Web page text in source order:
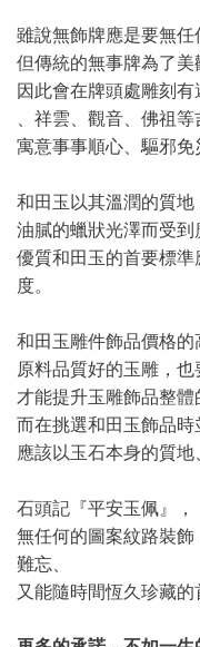
雖說無飾牌應是要無任
但傳統的無事牌為了美
因此會在牌頭處雕刻
、祥雲、觀音、佛祖等
寓意事事順心、驅邪免
和田玉以其溫潤的質地
油膩的蠟狀光澤而受到
優質和田玉的首要標
度。
和田玉雕件飾品價格的
原料品質好的玉雕，也
才能提升玉雕飾品整體
而在挑選和田玉飾品時
應該以玉石本身的質地
石頭記『平安玉佩』，
無任何的圖案紋路裝飾
難忘、
又能隨時間恆久珍藏的